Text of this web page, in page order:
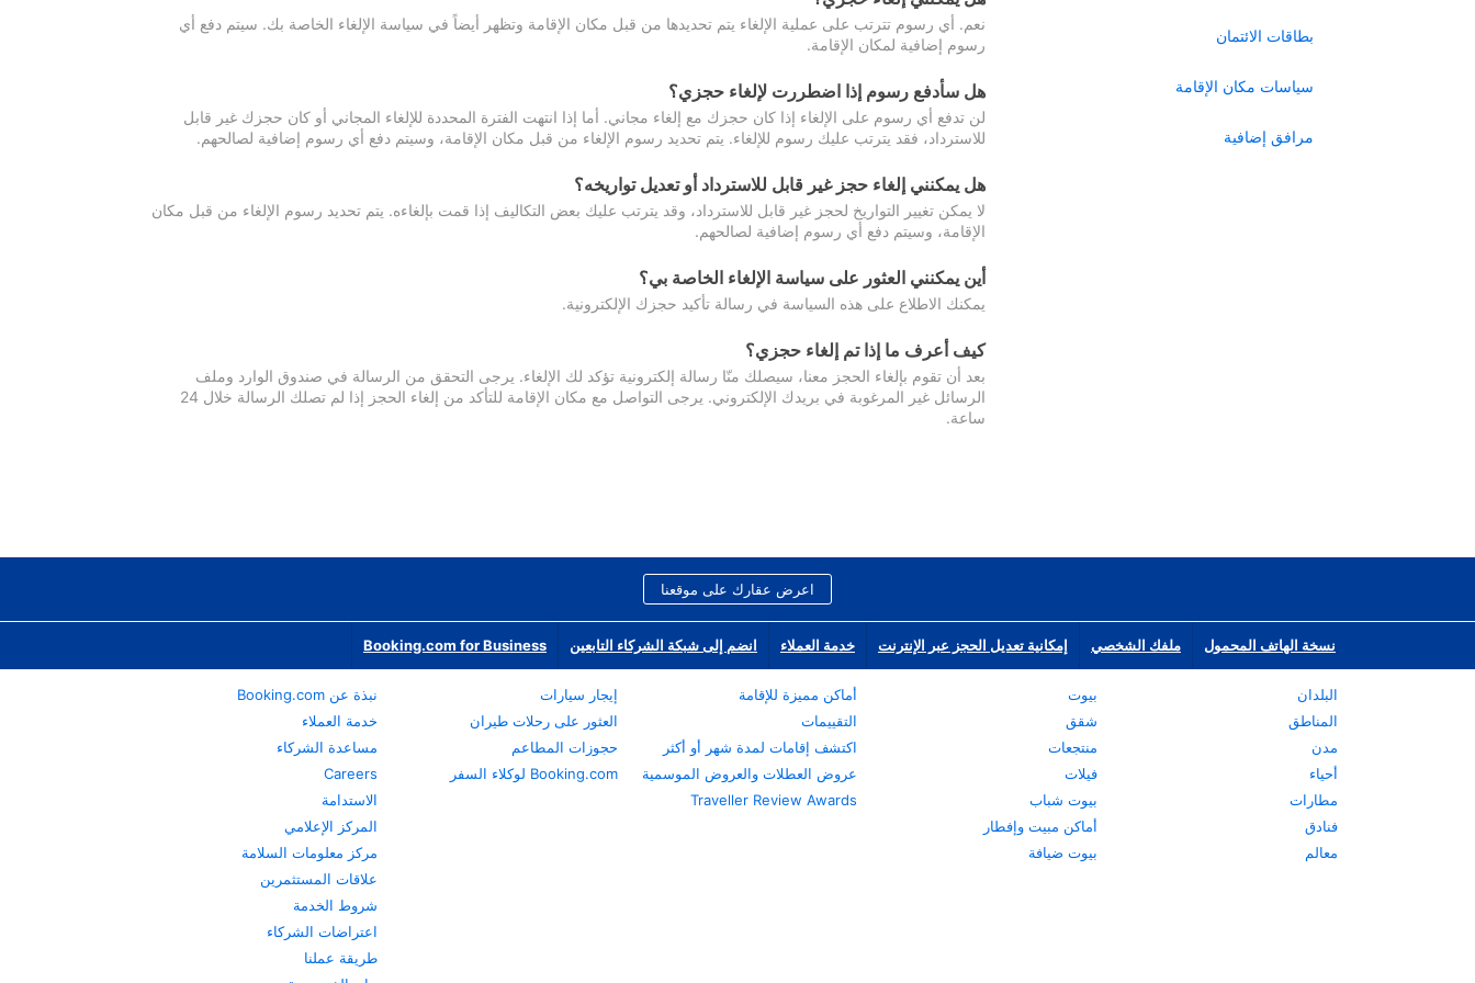
بطاقات الائتمان
سياسات مكان الإقامة
مرافق إضافية
نعم. أي رسوم تترتب على عملية الإلغاء يتم تحديدها من قبل مكان الإقامة وتظهر أيضاً في سياسة الإلغاء الخاصة بك. سيتم دفع أي
رسوم إضافية لمكان الإقامة.
هل سأدفع رسوم إذا اضطررت لإلغاء حجزي؟
لن تدفع أي رسوم على الإلغاء إذا كان حجزك مع إلغاء مجاني. أما إذا انتهت الفترة المحددة للإلغاء المجاني أو كان حجزك غير قابل
للاسترداد، فقد يترتب عليك رسوم للإلغاء. يتم تحديد رسوم الإلغاء من قبل مكان الإقامة، وسيتم دفع أي رسوم إضافية لصالحهم.
هل يمكنني إلغاء حجز غير قابل للاسترداد أو تعديل تواريخه؟
لا يمكن تغيير التواريخ لحجز غير قابل للاسترداد، وقد يترتب عليك بعض التكاليف إذا قمت بإلغاءه. يتم تحديد رسوم الإلغاء من قبل مكان
الإقامة، وسيتم دفع أي رسوم إضافية لصالحهم.
أين يمكنني العثور على سياسة الإلغاء الخاصة بي؟
يمكنك الاطلاع على هذه السياسة في رسالة تأكيد حجزك الإلكترونية.
كيف أعرف ما إذا تم إلغاء حجزي؟
بعد أن تقوم بإلغاء الحجز معنا، سيصلك منّا رسالة إلكترونية تؤكد لك الإلغاء. يرجى التحقق من الرسالة في صندوق الوارد وملف
الرسائل غير المرغوبة في بريدك الإلكتروني. يرجى التواصل مع مكان الإقامة للتأكد من إلغاء الحجز إذا لم تصلك الرسالة خلال 24
ساعة.
اعرض عقارك على موقعنا
نسخة الهاتف المحمول ملفك الشخصي إمكانية تعديل الحجز عبر الإنترنت خدمة العملاء انضم إلى شبكة الشركاء التابعين Booking.com for Business
البلدان
المناطق
مدن
أحياء
مطارات
فنادق
معالم
بيوت
شقق
منتجعات
فيلات
بيوت شباب
أماكن مبيت وإفطار
بيوت ضيافة
أماكن مميزة للإقامة
التقييمات
اكتشف إقامات لمدة شهر أو أكثر
عروض العطلات والعروض الموسمية
Traveller Review Awards
إيجار سيارات
العثور على رحلات طيران
حجوزات المطاعم
Booking.com لوكلاء السفر
نبذة عن Booking.com
خدمة العملاء
مساعدة الشركاء
Careers
الاستدامة
المركز الإعلامي
مركز معلومات السلامة
علاقات المستثمرين
شروط الخدمة
اعتراضات الشركاء
طريقة عملنا